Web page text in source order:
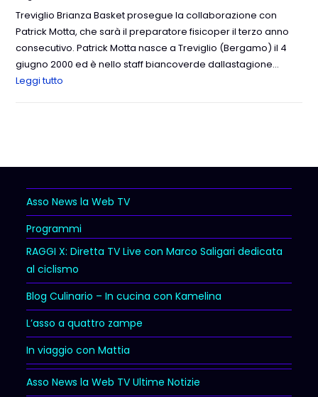
Treviglio Brianza Basket prosegue la collaborazione con
Patrick Motta, che sarà il preparatore fisicoper il terzo anno
consecutivo. Patrick Motta nasce a Treviglio (Bergamo) il 4
giugno 2000 ed è nello staff biancoverde dallastagione…
Leggi tutto
Asso News la Web TV
Programmi
RAGGI X: Diretta TV Live con Marco Saligari dedicata
al ciclismo
Blog Culinario – In cucina con Kamelina
L’asso a quattro zampe
In viaggio con Mattia
Asso News la Web TV Ultime Notizie